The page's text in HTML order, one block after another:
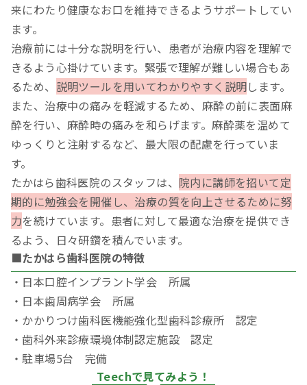
来にわたり健康なお口を維持できるようサポートしてい
ます。
治療前には十分な説明を行い、患者が治療内容を理解で
きるよう心掛けています。緊張で理解が難しい場合もあ
るため、 説明ツールを用いてわかりやすく説明します。
また、治療中の痛みを軽減するため、麻酔の前に表面麻
酔を行い、麻酔時の痛みを和らげます。麻酔薬を温めて
ゆっくりと注射するなど、最大限の配慮を行っていま
す。
たかはら歯科医院のスタッフは、 院内に講師を招いて定
期的に勉強会を開催し、治療の質を向上させるために努
力を続けています。患者に対して最適な治療を提供でき
るよう、日々研鑽を積んでいます。
■たかはら歯科医院の特徴
・日本口腔インプラント学会 所属
・日本歯周病学会 所属
・かかりつけ歯科医機能強化型歯科診療所 認定
・歯科外来診療環境体制認定施設 認定
・駐車場5台 完備
Teechで見てみよう！